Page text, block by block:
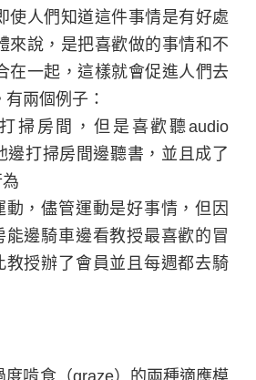
使人們知道這件事情是有好處
來說，是把喜歡做的事情和不
在一起，這樣就會促進人們去
兩個例子：
掃房間，但是喜歡聽audio
邊打掃房間邊聽書，並且成了
動，儘管運動是好事情，但因
能邊騎車邊看教授最喜歡的冒
教授辦了會員並且每週都去騎